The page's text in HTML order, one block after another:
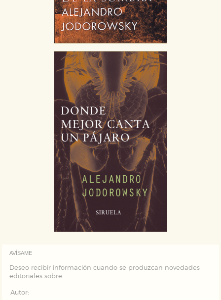
AVÍSAME
Deseo recibir información cuando se produzcan novedades
editoriales sobre:
Autor: